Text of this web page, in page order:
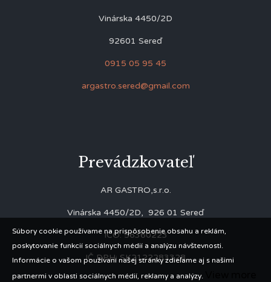
Vinárska 4450/2D
92601 Sereď
0915 05 95 45
argastro.sered@gmail.com
Prevádzkovateľ
AR GASTRO,s.r.o.
Vinárska 4450/2D, 926 01 Sereď
IČO: 56360223
IČ DPH: SK2122283328
Súbory cookie používame na prispôsobenie obsahu a reklám,
poskytovanie funkcií sociálnych médií a analýzu návštevnosti.
Informácie o vašom používaní našej stránky zdieľame aj s našimi
partnermi v oblasti sociálnych médií, reklamy a analýzy.